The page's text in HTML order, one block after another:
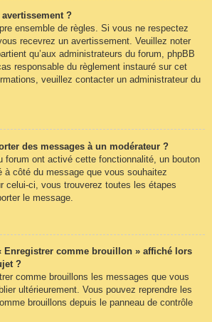
?
ensemble de règles. Si vous ne respectez
recevrez un avertissement. Veuillez noter
qu’aux administrateurs du forum, phpBB
responsable du règlement instauré sur cet
veuillez contacter un administrateur du
des messages à un modérateur ?
forum ont activé cette fonctionnalité, un bouton
à côté du message que vous souhaitez
celui-ci, vous trouverez toutes les étapes
le message.
Enregistrer comme brouillon » affiché lors
?
comme brouillons les messages que vous
ultérieurement. Vous pouvez reprendre les
brouillons depuis le panneau de contrôle